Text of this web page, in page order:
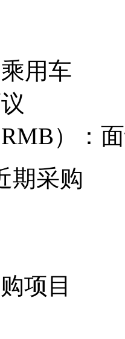
乘用车
）：
期采购
项目